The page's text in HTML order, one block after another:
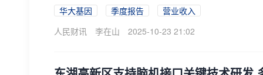
华大基因 季度报告
营业收入
人民财讯
李在山 2025-10-23 21:02